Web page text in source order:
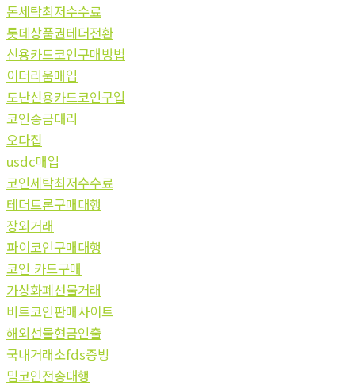
돈세탁최저수수료
롯데상품권테더전환
신용카드코인구매방법
이더리움매입
도난신용카드코인구입
코인송금대리
오다집
usdc매입
코인세탁최저수수료
테더트론구매대행
장외거래
파이코인구매대행
코인 카드구매
가상화폐선물거래
비트코인판매사이트
해외선물현금인출
국내거래소fds증빙
밈코인전송대행